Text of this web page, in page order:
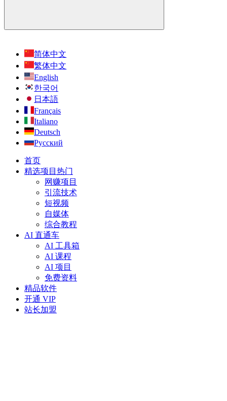
简体中文
繁体中文
English
한국어
日本語
Français
Italiano
Deutsch
Русский
首页
精选项目 热门
网赚项目
引流技术
短视频
自媒体
综合教程
AI 直通车
AI 工具箱
AI 课程
AI 项目
免费资料
精品软件
开通 VIP
站长加盟